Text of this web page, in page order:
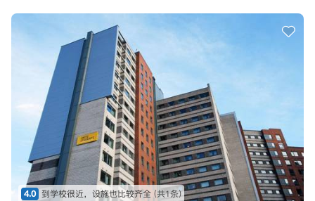
4.0 到学校很近，设施也比较齐全 (共1条)